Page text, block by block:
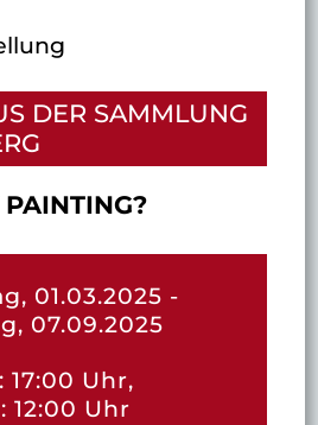
DER SAMMLUNG
01.03.2025 -
07.09.2025
17:00 Uhr,
12:00 Uhr